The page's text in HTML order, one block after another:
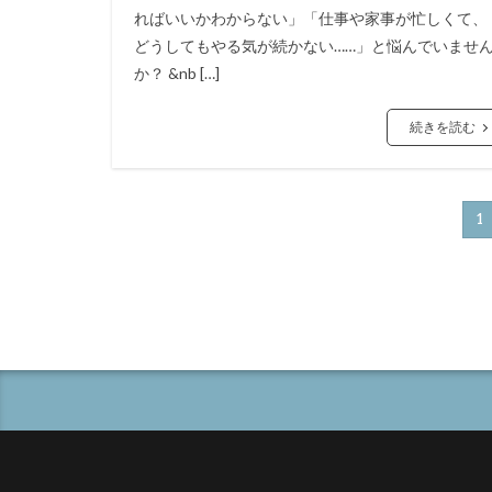
ればいいかわからない」「仕事や家事が忙しくて、
どうしてもやる気が続かない……」と悩んでいません
か？ &nb […]
続きを読む
1